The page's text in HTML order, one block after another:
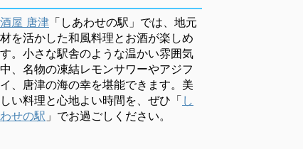
屋 唐津 「しあわせの駅」では、地元
を活かした和風料理とお酒が楽しめ
。小さな駅舎のような温かい雰囲気
、名物の凍結レモンサワーやアジフ
、唐津の海の幸を堪能できます。美
い料理と心地よい時間を、ぜひ「 し
せの駅 」でお過ごしください。